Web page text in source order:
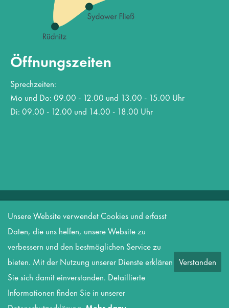
Öffnungszeiten
Sprechzeiten:
Mo und Do: 09.00 - 12.00 und 13.00 - 15.00 Uhr
Di: 09.00 - 12.00 und 14.00 - 18.00 Uhr
Copyright 2026 Amt Biesenthal-Barnim
Datenschutz
Informationspflicht nach DSGVO
Kontakt
Unsere Website verwendet Cookies und erfasst
Daten, die uns helfen, unsere Website zu
verbessern und den bestmöglichen Service zu
bieten. Mit der Nutzung unserer Dienste erklären
Sie sich damit einverstanden. Detaillierte
Informationen finden Sie in unserer
Verstanden